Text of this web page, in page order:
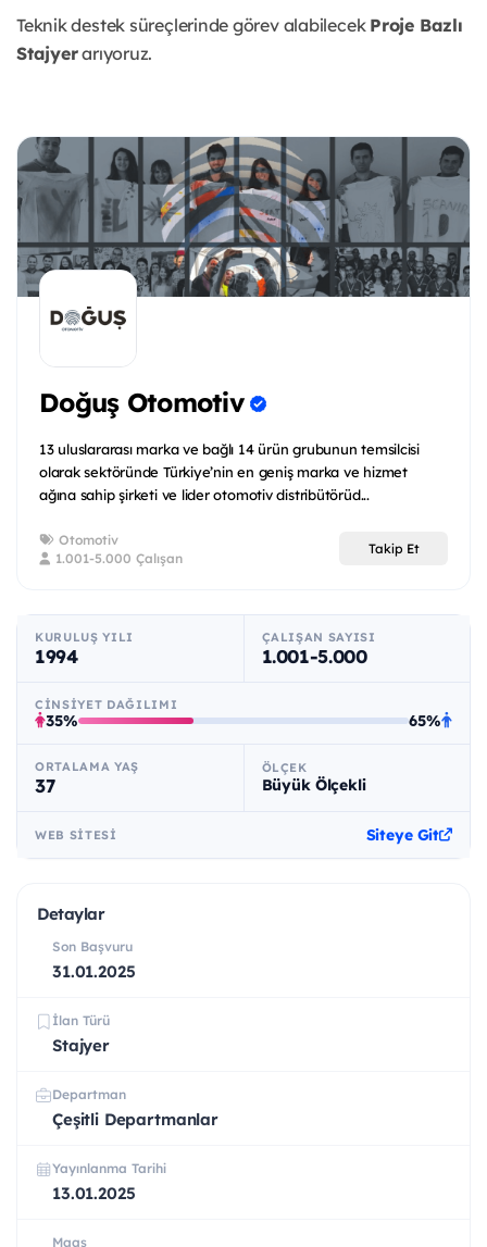
Teknik destek süreçlerinde görev alabilecek Proje Bazlı
Stajyerarıyoruz.
Doğuş Otomotiv
13 uluslararası marka ve bağlı 14 ürün grubunun temsilcisi
olarak sektöründe Türkiye’nin en geniş marka ve hizmet
ağına sahip şirketi ve lider otomotiv distribütörüd...
Otomotiv
1.001-5.000 Çalışan
Takip Et
KURULUŞ YILI
1994
ÇALIŞAN SAYISI
1.001-5.000
CINSIYET DAĞILIMI
35% 65%
ORTALAMA YAŞ
37
ÖLÇEK
Büyük Ölçekli
WEB SITESI Siteye Git
Detaylar
Son Başvuru
31.01.2025
İlan Türü
Stajyer
Departman
Çeşitli Departmanlar
Yayınlanma Tarihi
13.01.2025
Maaş